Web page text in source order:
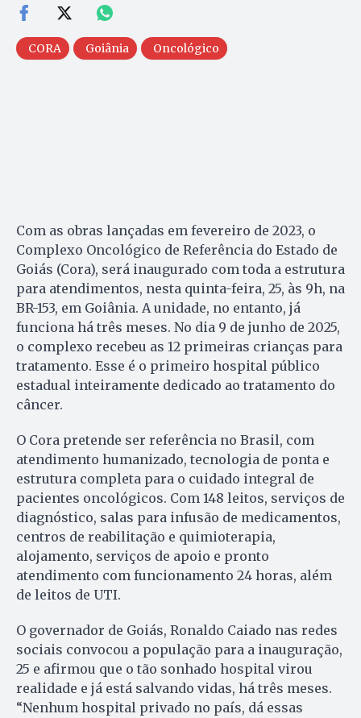
CORA Goiânia Oncológico
Com as obras lançadas em fevereiro de 2023, o
Complexo Oncológico de Referência do Estado de
Goiás (Cora), será inaugurado com toda a estrutura
para atendimentos, nesta quinta-feira, 25, às 9h, na
BR-153, em Goiânia. A unidade, no entanto, já
funciona há três meses. No dia 9 de junho de 2025,
o complexo recebeu as 12 primeiras crianças para
tratamento. Esse é o primeiro hospital público
estadual inteiramente dedicado ao tratamento do
câncer.
O Cora pretende ser referência no Brasil, com
atendimento humanizado, tecnologia de ponta e
estrutura completa para o cuidado integral de
pacientes oncológicos. Com 148 leitos, serviços de
diagnóstico, salas para infusão de medicamentos,
centros de reabilitação e quimioterapia,
alojamento, serviços de apoio e pronto
atendimento com funcionamento 24 horas, além
de leitos de UTI.
O governador de Goiás, Ronaldo Caiado nas redes
sociais convocou a população para a inauguração,
25 e afirmou que o tão sonhado hospital virou
realidade e já está salvando vidas, há três meses.
“Nenhum hospital privado no país, dá essas